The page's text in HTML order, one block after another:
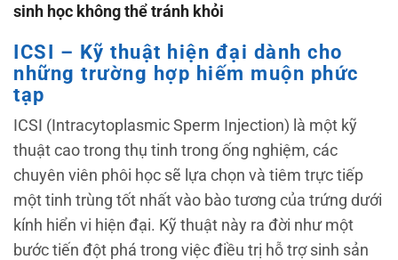
sinh học không thể tránh khỏi
ICSI – Kỹ thuật hiện đại dành cho
những trường hợp hiếm muộn phức
tạp
ICSI (Intracytoplasmic Sperm Injection) là một kỹ
thuật cao trong thụ tinh trong ống nghiệm, các
chuyên viên phôi học sẽ lựa chọn và tiêm trực tiếp
một tinh trùng tốt nhất vào bào tương của trứng dưới
kính hiển vi hiện đại. Kỹ thuật này ra đời như một
bước tiến đột phá trong việc điều trị hỗ trợ sinh sản